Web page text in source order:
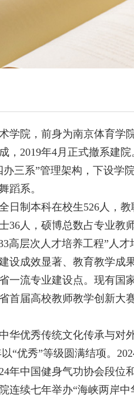
学院，前身为南京体育学
，2019年4月正式撤系建
办三系”管理架构，下设学
蹈系。
日制本科在校生526人，
36人，硕博总数占专业教
高层次人才培养工程”人才
设成效显著、教育教学成
一流专业建设点。现有国
首届高校教师教学创新大
华优秀传统文化传承与对
“优秀”等级圆满结项。
年中国健身气功协会段位
连续七年举办“海峡两岸